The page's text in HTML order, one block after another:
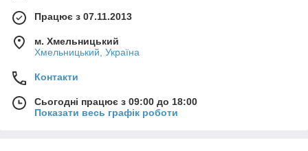
Працює з 07.11.2013
м. Хмельницький
Хмельницький, Україна
Контакти
Сьогодні працює з 09:00 до 18:00
Показати весь графік роботи